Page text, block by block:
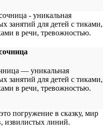
— уникальная
занятий для детей с тиками,
в речи, тревожностью.